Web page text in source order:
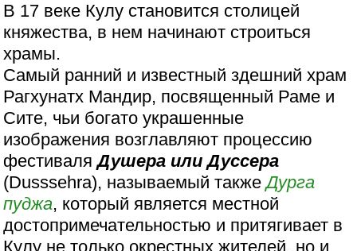
В 17 веке Кулу становится столицей
княжества, в нем начинают строиться
храмы.
Самый ранний и известный здешний храм
Рагхунатх Мандир, посвященный Раме и
Сите, чьи богато украшенные
изображения возглавляют процессию
фестиваляДушера или Дуссера
(Dusssehra), называемый такжеДурга
пуджа, который является местной
достопримечательностью и притягивает в
Кулу не только окрестных жителей, но и